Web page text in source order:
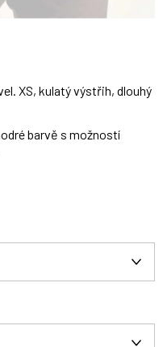
XS, kulatý výstřih, dlouhý
barvě s možností